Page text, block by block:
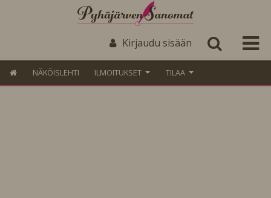
Kirjaudu sisään
NÄKÖISLEHTI ILMOITUKSET TILAA